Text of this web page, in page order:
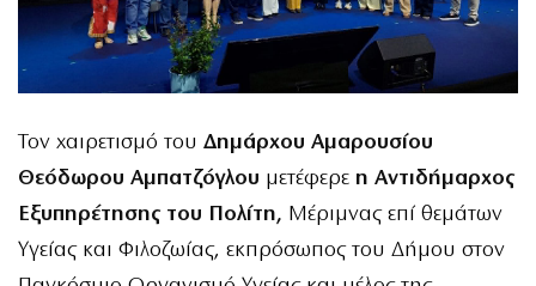
Τον χαιρετισμό του Δημάρχου Αμαρουσίου
Θεόδωρου Αμπατζόγλου μετέφερε η Αντιδήμαρχος
Εξυπηρέτησης του Πολίτη, Μέριμνας επί θεμάτων
Υγείας και Φιλοζωίας, εκπρόσωπος του Δήμου στον